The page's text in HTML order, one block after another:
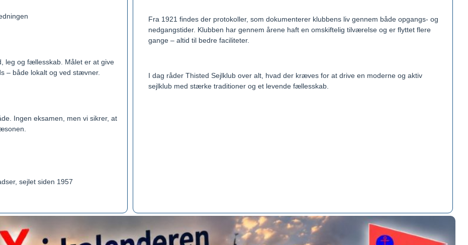
leg og fællesskab. Målet er at give
– både lokalt og ved stævner.
Ingen eksamen, men vi sikrer, at
sejlet siden 1957
Fra 1921 findes der protokoller, som dokumenterer klubbens liv gennem både opgangs- og
nedgangstider. Klubben har gennem årene haft en omskiftelig tilværelse og er flyttet flere
gange – altid til bedre faciliteter.
I dag råder Thisted Sejlklub over alt, hvad der kræves for at drive en moderne og aktiv
sejlklub med stærke traditioner og et levende fællesskab.